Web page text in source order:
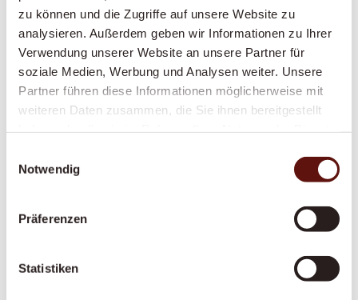
zu können und die Zugriffe auf unsere Website zu
analysieren. Außerdem geben wir Informationen zu Ihrer
Verwendung unserer Website an unsere Partner für
soziale Medien, Werbung und Analysen weiter. Unsere
Partner führen diese Informationen möglicherweise mit
weiteren Daten zusammen, die Sie ihnen bereitgestellt
Notwendig
Präferenzen
Statistiken
Würdevolle Unterstützung bei Körperpflege
und Mobilität, durch Krankenkassen
anerkannt – damit Sie sich sicher und
respektiert fühlen.
Sie pflegen einen Angehörigen? Wir sichern Sie
Anstellung, Ausbildung und Unterstützung an